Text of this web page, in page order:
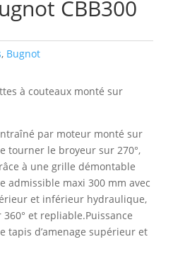
CBB300
, Bugnot
à couteaux monté sur
par moteur monté sur
tourner le broyeur sur 270°,
à une grille démontable
admissible maxi 300 mm avec
et inférieur hydraulique,
et repliable.Puissance
tapis d’amenage supérieur et